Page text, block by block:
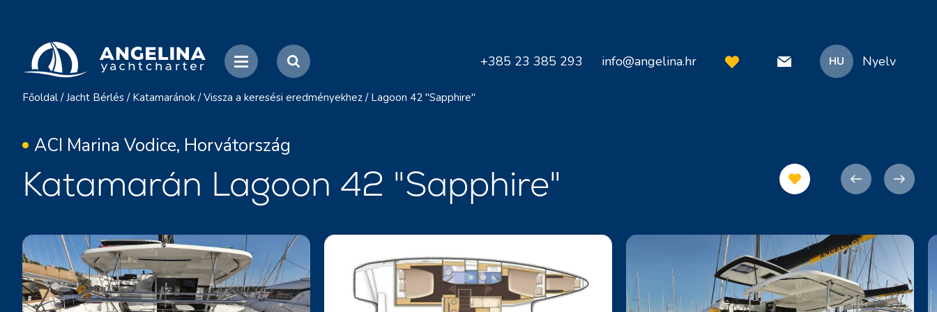
+385 23 385 293 info@angelina.hr HU Nyelv
Főoldal / Jacht Bérlés / Katamaránok / Vissza a keresési eredményekhez / Lagoon 42 "Sapphire"
ACI Marina Vodice, Horvátország
Katamarán Lagoon 42 "Sapphire"